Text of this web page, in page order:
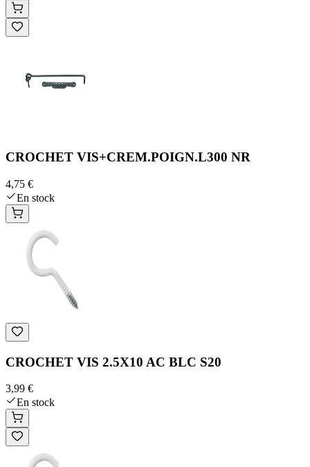
CROCHET VIS+CREM.POIGN.L300 NR
4,75 €
En stock
CROCHET VIS 2.5X10 AC BLC S20
3,99 €
En stock